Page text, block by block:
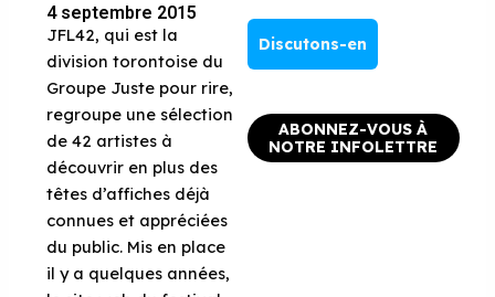
4 septembre 2015
JFL42, qui est la
division torontoise du
Groupe Juste pour rire,
regroupe une sélection
de 42 artistes à
découvrir en plus des
têtes d’affiches déjà
connues et appréciées
du public. Mis en place
il y a quelques années,
Discutons-en
ABONNEZ-VOUS À
NOTRE INFOLETTRE